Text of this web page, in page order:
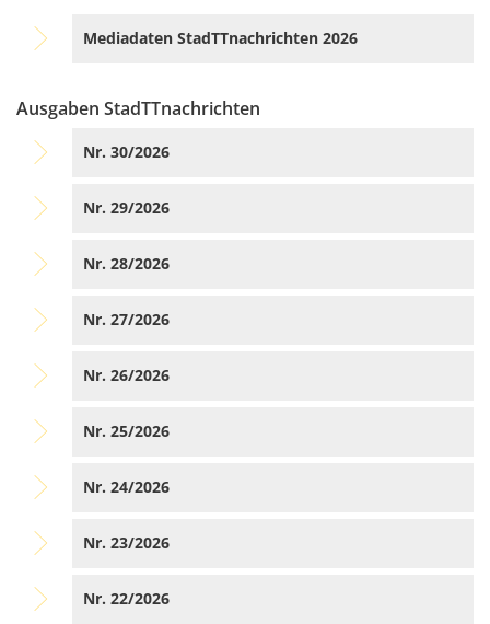
Mediadaten StadTTnachrichten 2026
Ausgaben StadTTnachrichten
Nr. 30/2026
Nr. 29/2026
Nr. 28/2026
Nr. 27/2026
Nr. 26/2026
Nr. 25/2026
Nr. 24/2026
Nr. 23/2026
Nr. 22/2026